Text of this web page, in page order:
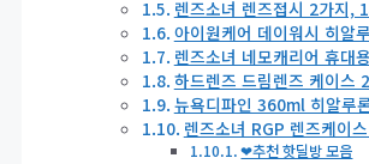
렌즈소녀 렌즈접시 2가지,
아이원케어 데이워시 히알
렌즈소녀 네모캐리어 휴대
하드렌즈 드림렌즈 케이스
뉴욕디파인 360ml 히알루
렌즈소녀 RGP 렌즈케이
❤추천 핫딜방 모음